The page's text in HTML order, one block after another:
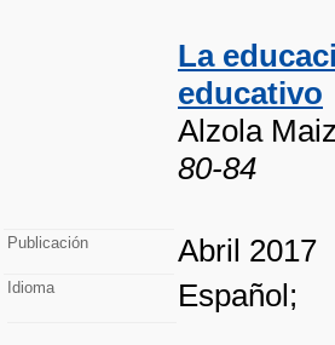
La
educativo
Alzola
80-84
Publicación Abril 2017
Idioma Español;